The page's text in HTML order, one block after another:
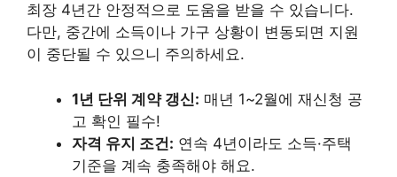
최장 4년간 안정적으로 도움을 받을 수 있습니다.
다만, 중간에 소득이나 가구 상황이 변동되면 지원
이 중단될 수 있으니 주의하세요.
1년 단위 계약 갱신: 매년 1~2월에 재신청 공
고 확인 필수!
자격 유지 조건: 연속 4년이라도 소득·주택
기준을 계속 충족해야 해요.